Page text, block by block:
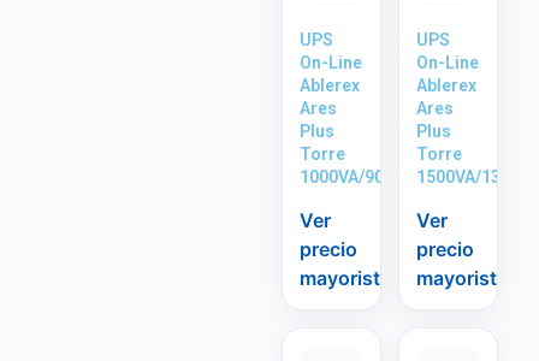
UPS
On-Line
Ablerex
Ares
Plus
Torre
1000VA/900W
Ver
precio
mayorista
UPS
On-Line
Ablerex
Ares
Plus
Torre
1500VA/1350W
Ver
precio
mayorista